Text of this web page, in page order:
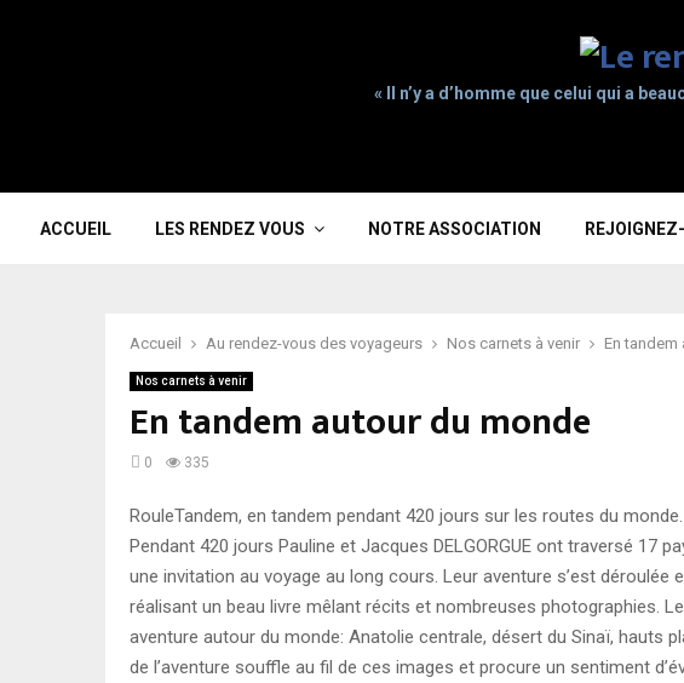
« Il n’y a d’homme que celui qui a
ACCUEIL LES RENDEZ VOUS NOTRE ASSOCIATION
Accueil Au rendez-vous des voyageurs Nos carnets à venir En
Nos carnets à venir
En tandem autour du monde
0 335
RouleTandem, en tandem pendant 420 jours sur les routes du monde.
Pendant 420 jours Pauline et Jacques DELGORGUE ont traversé 17
une invitation au voyage au long cours. Leur aventure s’est
réalisant un beau livre mêlant récits et nombreuses photographies.
aventure autour du monde: Anatolie centrale, désert du Sinaï, hauts
de l’aventure souffle au fil de ces images et procure un sentiment